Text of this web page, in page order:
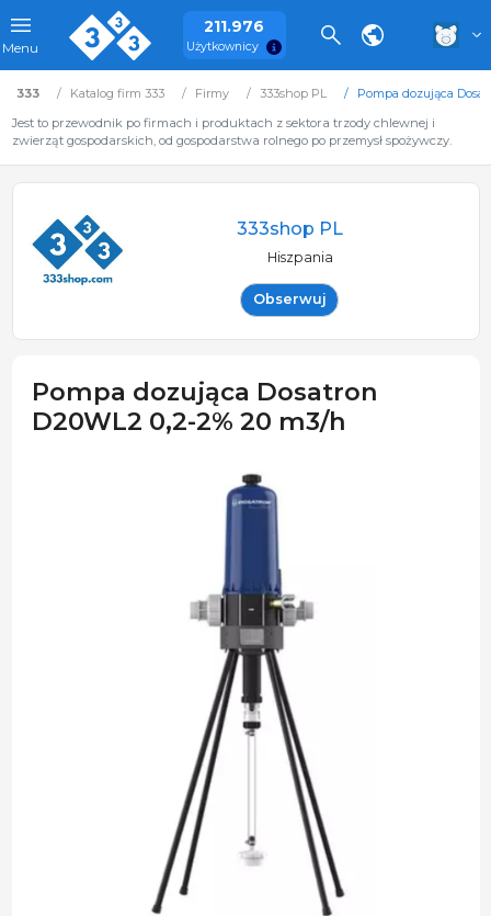
Menu
211.976
Użytkownicy
333 Katalog firm 333 Firmy 333shop PL
Pompa dozująca
Jest to przewodnik po firmach i produktach z sektora trzody chlewnej i
zwierząt gospodarskich, od gospodarstwa rolnego po przemysł spożywczy.
333shop PL
Hiszpania
Obserwuj
Pompa dozująca Dosatron
D20WL2 0,2-2% 20 m3/h